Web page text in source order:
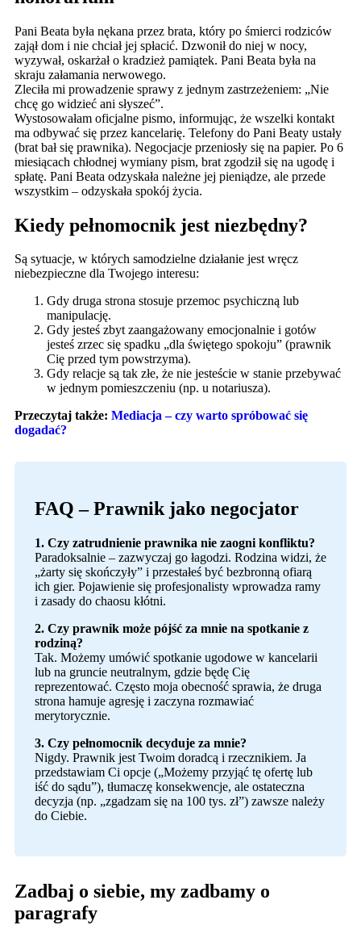
Pani Beata była nękana przez brata, który po śmierci rodziców
zajął dom i nie chciał jej spłacić. Dzwonił do niej w nocy,
wyzywał, oskarżał o kradzież pamiątek. Pani Beata była na
skraju załamania nerwowego.
Zleciła mi prowadzenie sprawy z jednym zastrzeżeniem: „Nie
chcę go widzieć ani słyszeć”.
Wystosowałam oficjalne pismo, informując, że wszelki kontakt
ma odbywać się przez kancelarię. Telefony do Pani Beaty ustały
(brat bał się prawnika). Negocjacje przeniosły się na papier. Po 6
miesiącach chłodnej wymiany pism, brat zgodził się na ugodę i
spłatę. Pani Beata odzyskała należne jej pieniądze, ale przede
wszystkim – odzyskała spokój życia.
Kiedy pełnomocnik jest niezbędny?
Są sytuacje, w których samodzielne działanie jest wręcz
niebezpieczne dla Twojego interesu:
Gdy druga strona stosuje przemoc psychiczną lub
manipulację.
Gdy jesteś zbyt zaangażowany emocjonalnie i gotów
jesteś zrzec się spadku „dla świętego spokoju” (prawnik
Cię przed tym powstrzyma).
Gdy relacje są tak złe, że nie jesteście w stanie przebywać
w jednym pomieszczeniu (np. u notariusza).
Przeczytaj także: Mediacja – czy warto spróbować się
dogadać?
FAQ – Prawnik jako negocjator
1. Czy zatrudnienie prawnika nie zaogni konfliktu?
Paradoksalnie – zazwyczaj go łagodzi. Rodzina widzi, że
„żarty się skończyły” i przestałeś być bezbronną ofiarą
ich gier. Pojawienie się profesjonalisty wprowadza ramy
i zasady do chaosu kłótni.
2. Czy prawnik może pójść za mnie na spotkanie z
rodziną?
Tak. Możemy umówić spotkanie ugodowe w kancelarii
lub na gruncie neutralnym, gdzie będę Cię
reprezentować. Często moja obecność sprawia, że druga
strona hamuje agresję i zaczyna rozmawiać
merytorycznie.
3. Czy pełnomocnik decyduje za mnie?
Nigdy. Prawnik jest Twoim doradcą i rzecznikiem. Ja
przedstawiam Ci opcje („Możemy przyjąć tę ofertę lub
iść do sądu”), tłumaczę konsekwencje, ale ostateczna
decyzja (np. „zgadzam się na 100 tys. zł”) zawsze należy
do Ciebie.
Zadbaj o siebie, my zadbamy o
paragrafy